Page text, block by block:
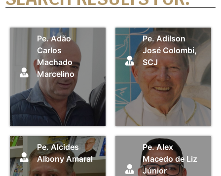
Pe. Adão
Carlos
Machado
Marcelino
Pe. Adilson
José Colombi,
SCJ
Pe. Alcides
Albony Amaral
Pe. Alex
Macedo de Liz
Júnior